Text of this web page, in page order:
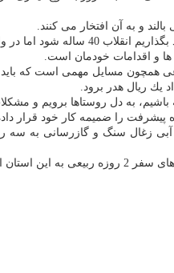
و به آن افتخار می كنند.
و اقدامات خودمان است.
همچون مسایل مهمی است كه باید
یك ریال هدر برود.
را ضمیمه كار خود قرار داده
آبی زغال سنگ و گازرسانی
است.